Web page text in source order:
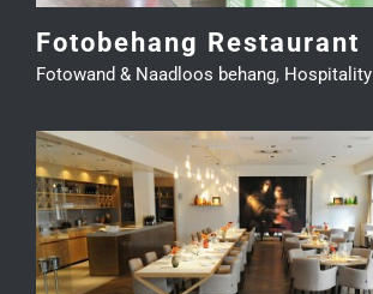
Fotobehang Restaurant
Fotowand & Naadloos behang, Hospitality